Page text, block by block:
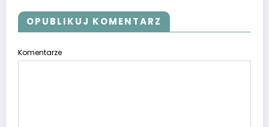
OPUBLIKUJ KOMENTARZ
Komentarze